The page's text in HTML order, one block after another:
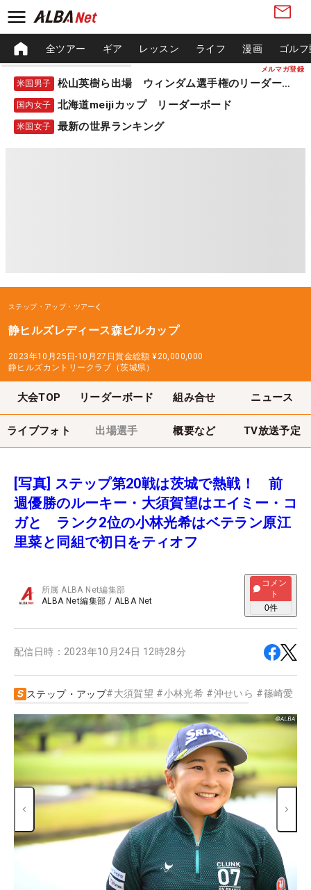
メルマガ登録
全ツアー ギア レッスン ライフ 漫画 ゴル
米国男子 松山英樹ら出場 ウィンダム選手権のリーダーボード
国内女子 北海道meijiカップ リーダーボード
米国女子 最新の世界ランキング
ステップ・アップ・ツアー
静ヒルズレディース森ビルカップ
2023年10月25日-10月27日賞金総額 ¥20,000,000
静ヒルズカントリークラブ（茨城県）
大会TOP リーダーボード 組み合せ ニュース
ライブフォト 出場選手 概要など TV放送予定
[写真] ステップ第20戦は茨城で熱戦！ 前
週優勝のルーキー・大須賀望はエイミー・コ
ガと ランク2位の小林光希はベテラン原江
里菜と同組で初日をティオフ
所属ALBA Net編集部
ALBA Net編集部 / ALBA Net
コメン
ト
0件
配信日時： 2023年10月24日 12時28分
ステップ・アップ#大須賀望 #小林光希 #沖せいら #篠崎愛